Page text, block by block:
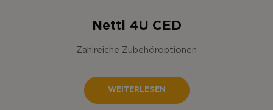
Netti 4U CED
Zahlreiche Zubehöroptionen
WEITERLESEN